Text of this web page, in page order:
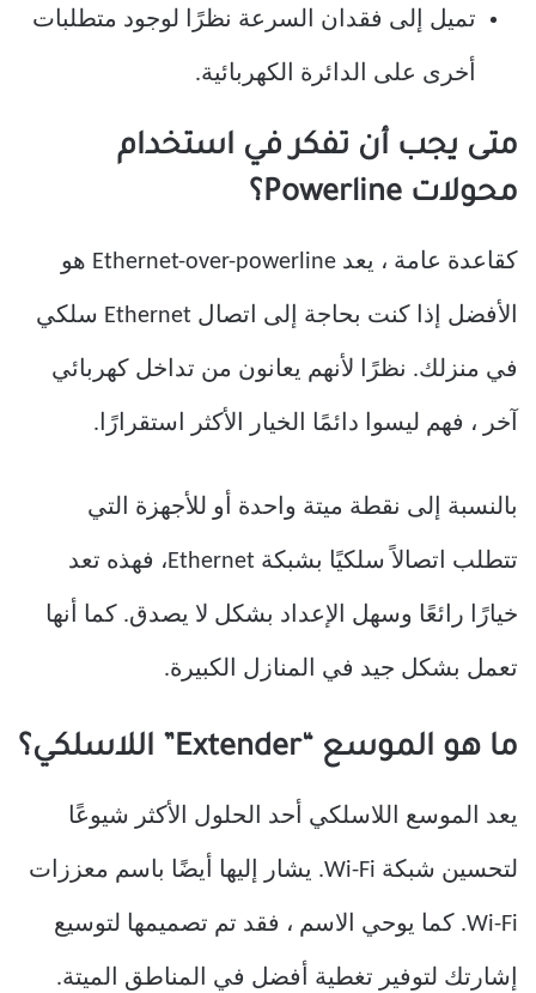
تميل إلى فقدان السرعة نظرًا لوجود متطلبات
أخرى على الدائرة الكهربائية.
متى يجب أن تفكر في استخدام
محولات Powerline؟
كقاعدة عامة ، يعد Ethernet-over-powerline هو
الأفضل إذا كنت بحاجة إلى اتصال Ethernet سلكي
في منزلك. نظرًا لأنهم يعانون من تداخل كهربائي
آخر ، فهم ليسوا دائمًا الخيار الأكثر استقرارًا.
بالنسبة إلى نقطة ميتة واحدة أو للأجهزة التي
تتطلب اتصالاً سلكيًا بشبكة Ethernet، فهذه تعد
خيارًا رائعًا وسهل الإعداد بشكل لا يصدق. كما أنها
تعمل بشكل جيد في المنازل الكبيرة.
ما هو الموسع “Extender” اللاسلكي؟
يعد الموسع اللاسلكي أحد الحلول الأكثر شيوعًا
لتحسين شبكة Wi-Fi. يشار إليها أيضًا باسم معززات
Wi-Fi. كما يوحي الاسم ، فقد تم تصميمها لتوسيع
إشارتك لتوفير تغطية أفضل في المناطق الميتة.